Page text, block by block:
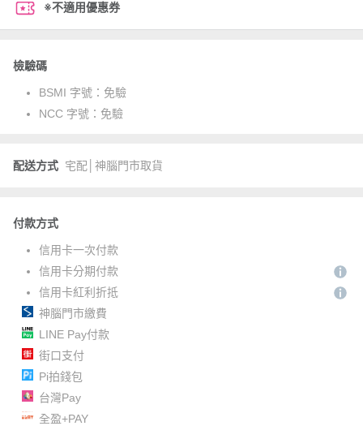
※不適用優惠券
檢驗碼
BSMI 字號： 免驗
NCC 字號： 免驗
配送方式 宅配│神腦門市取貨
付款方式
信用卡一次付款
信用卡分期付款
信用卡紅利折抵
神腦門市繳費
LINE Pay付款
街口支付
Pi拍錢包
台灣Pay
全盈+PAY